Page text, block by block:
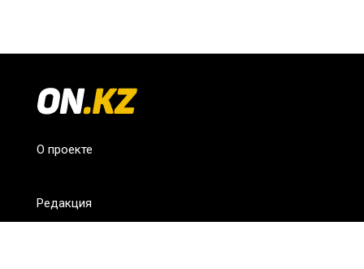
О проекте
Редакция